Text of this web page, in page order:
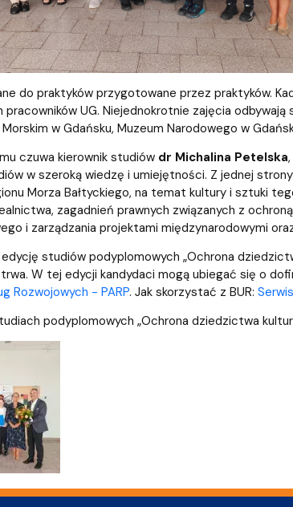
do praktyków przygotowane przez praktyków.
UG. Niejednokrotnie zajęcia
w Gdańsku, Muzeum Narodowego w
czuwa kierownik studiówdr Michalina Petelska
w szeroką wiedzę i umiejętności. Z jednej
Morza Bałtyckiego, na temat kultury i sztuki
zagadnień prawnych związanych z
i zarządzania projektami międzynarodowymi
studiów podyplomowych „Ochrona
W tej edycji kandydaci mogą ubiegać się o
Rozwojowych - PARP. Jak skorzystać z BUR:
podyplomowych „Ochrona dziedzictwa